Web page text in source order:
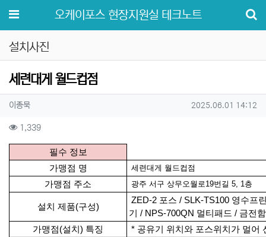
메뉴 오케이포스 현장지원실 테크노트
설치사진
세련대게 월드컵점
작성자 정보
이종묵작성 작성일
2025.06.01 14:12
컨텐츠 정보
1,339조회
필수 정보
가맹점 명
세련대게 월드컵점
가맹점 주소 광주 서구 상무오월로19번길 5, 1층
설치 제품(구성)
ZED-2 포스 / SLK-TS100 영수프
기 / NPS-700QN 멀티패드 / 금전
가맹점(설치) 특징
* 공유기 위치와 포스위치가 멀어